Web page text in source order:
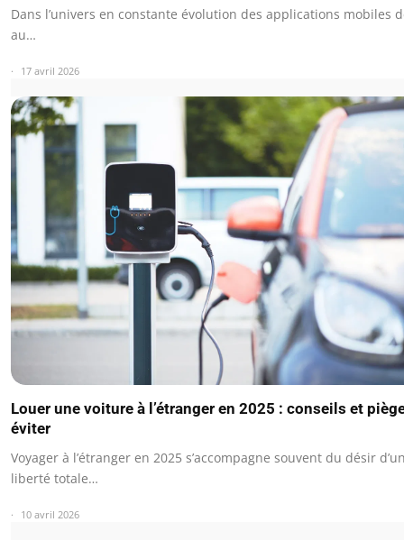
Dans l’univers en constante évolution des applications mobiles
au…
17 avril 2026
Louer une voiture à l’étranger en 2025 : conseils et
éviter
Voyager à l’étranger en 2025 s’accompagne souvent du désir
liberté totale…
10 avril 2026